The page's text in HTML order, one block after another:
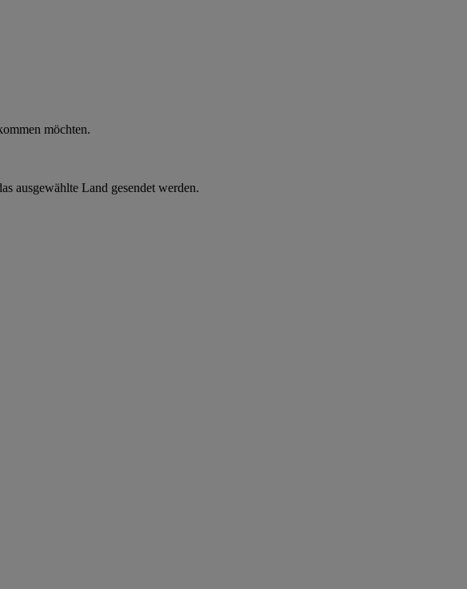
möchten.
ausgewählte Land gesendet werden.